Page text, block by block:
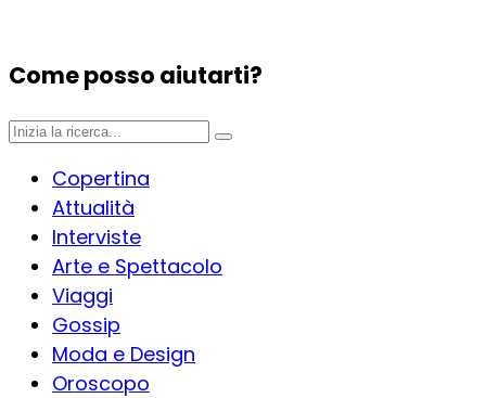
Come posso aiutarti?
Copertina
Attualità
Interviste
Arte e Spettacolo
Viaggi
Gossip
Moda e Design
Oroscopo